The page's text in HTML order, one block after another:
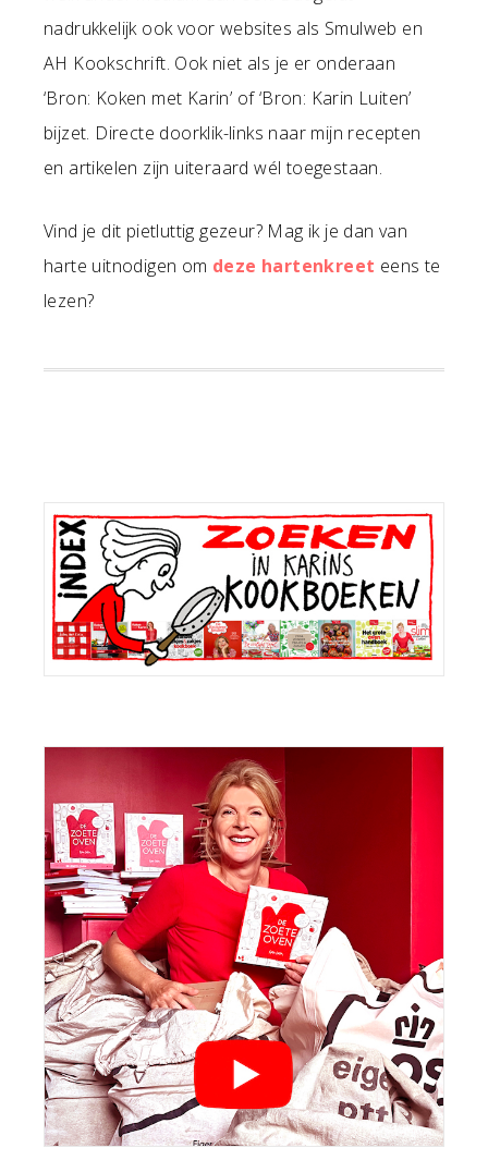
nadrukkelijk ook voor websites als Smulweb en
AH Kookschrift. Ook niet als je er onderaan
‘Bron: Koken met Karin’ of ‘Bron: Karin Luiten’
bijzet. Directe doorklik-links naar mijn recepten
en artikelen zijn uiteraard wél toegestaan.
Vind je dit pietluttig gezeur? Mag ik je dan van
harte uitnodigen om deze hartenkreet eens te
lezen?
Primaire
Sidebar